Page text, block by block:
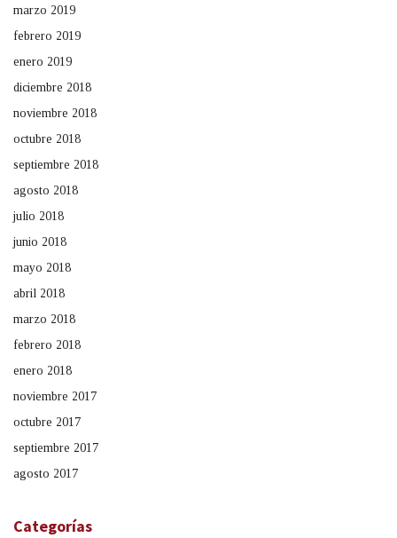
marzo 2019
febrero 2019
enero 2019
diciembre 2018
noviembre 2018
octubre 2018
septiembre 2018
agosto 2018
julio 2018
junio 2018
mayo 2018
abril 2018
marzo 2018
febrero 2018
enero 2018
noviembre 2017
octubre 2017
septiembre 2017
agosto 2017
Categorías